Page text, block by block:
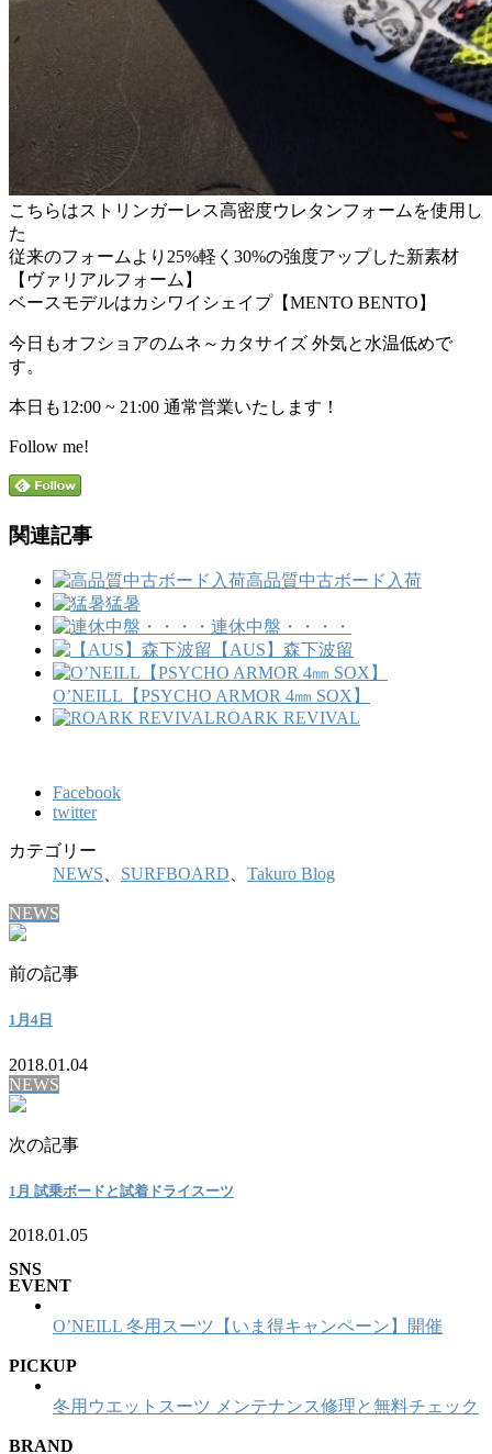
こちらはストリンガーレス高密度ウレタンフォームを使用し
た
従来のフォームより25%軽く30%の強度アップした新素材
【ヴァリアルフォーム】
ベースモデルはカシワイシェイプ【MENTO BENTO】
今日もオフショアのムネ～カタサイズ 外気と水温低めで
す。
本日も12:00 ~ 21:00 通常営業いたします！
Follow me!
関連記事
高品質中古ボード入荷
猛暑
連休中盤・・・・
【AUS】森下波留
O’NEILL【PSYCHO ARMOR 4㎜ SOX】
ROARK REVIVAL
Facebook
twitter
カテゴリー
NEWS
SURFBOARD Takuro Blog
NEWS
前の記事
1月4日
2018.01.04
NEWS
次の記事
1月 試乗ボードと試着ドライスーツ
2018.01.05
SNS
EVENT
O’NEILL 冬用スーツ【いま得キャンペーン】開催
PICKUP
冬用ウエットスーツ メンテナンス修理と無料チェック
BRAND